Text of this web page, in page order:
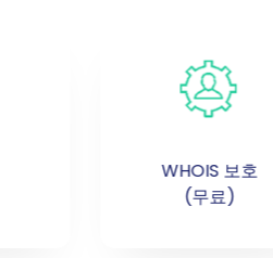
WHOIS 보호
(무료)